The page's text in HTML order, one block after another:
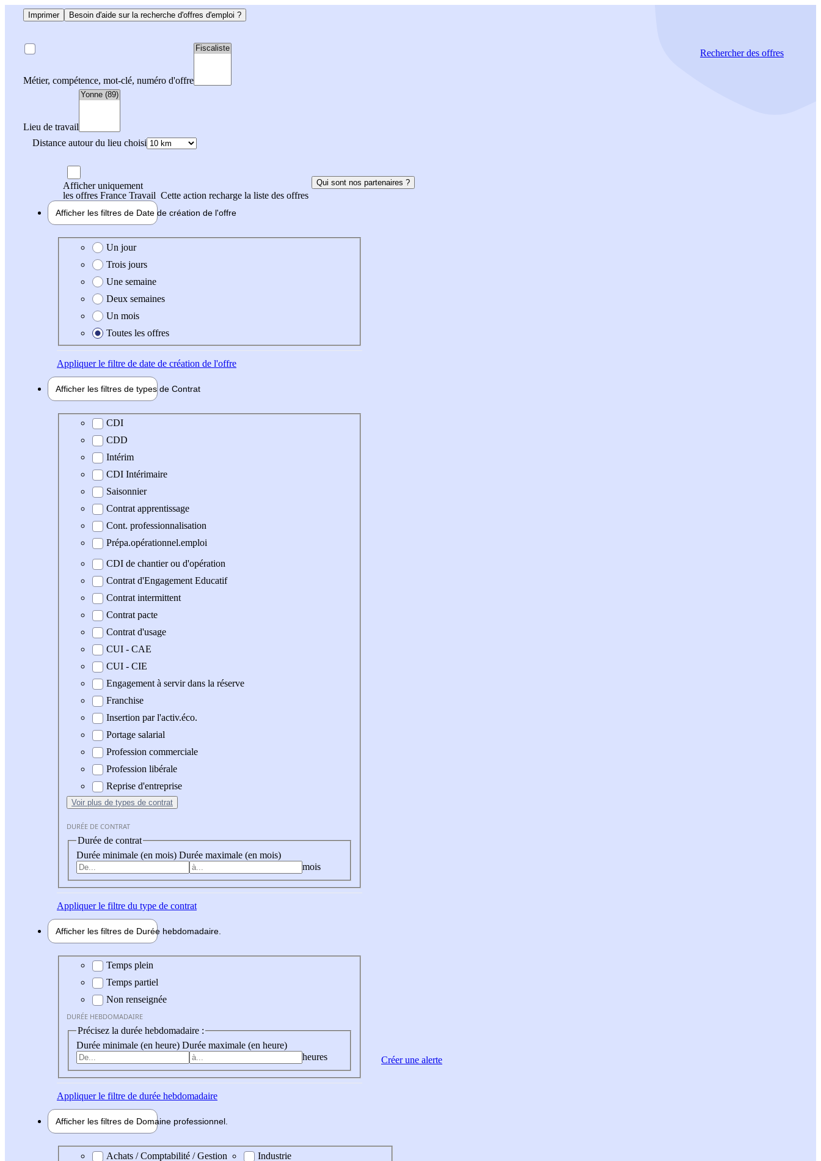
Imprimer Besoin d'aide sur la recherche d'offres d'emploi ?
Métier, compétence, mot-clé, numéro d'offre
Lieu de travail
Distance autour du lieu choisi
Rechercherdes offres
Afficher uniquement
les offres France Travail Cette action recharge la liste des offres
Qui sont nos partenaires ?
Afficher les filtres de Date de création de l'offre
Date de création de l'offre
Un jour
Trois jours
Une semaine
Deux semaines
Un mois
Toutes les offres
Appliquerle filtre de date de création de l'offre
Afficher les filtres de types de Contrat
Type de contrat
CDI
CDD
Intérim
CDI Intérimaire
Saisonnier
Contrat apprentissage
Cont. professionnalisation
Prépa.opérationnel.emploi
CDI de chantier ou d'opération
Contrat d'Engagement Educatif
Contrat intermittent
Contrat pacte
Contrat d'usage
CUI - CAE
CUI - CIE
Engagement à servir dans la réserve
Franchise
Insertion par l'activ.éco.
Portage salarial
Profession commerciale
Profession libérale
Reprise d'entreprise
Voir plus de types de contrat
DURÉE DE CONTRAT
Durée de contrat
Durée minimale (en mois) Durée maximale (en mois)
mois
Appliquerle filtre du type de contrat
Afficher les filtres de Durée hebdomadaire
Durée hebdomadaire
Temps plein
Temps partiel
Non renseignée
DURÉE HEBDOMADAIRE
Précisez la durée hebdomadaire :
Durée minimale (en heure) Durée maximale (en heure)
heures
Appliquerle filtre de durée hebdomadaire
Afficher les filtres de Domaine professionnel
Domaine professionel
Achats / Comptabilité / Gestion
Industrie
Créer une alerte